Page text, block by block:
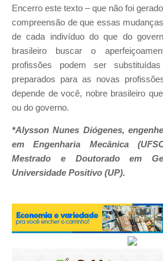
Encerro este texto – que não foi
compreensão de que essas
de cada indivíduo do que do
brasileiro buscar o
profissões podem ser
preparados para as novas
depende de você, nobre brasileiro
ou do governo.
*Alysson Nunes Diógenes,
em Engenharia Mecânica
Mestrado e Doutorado em
Universidade Positivo (UP).